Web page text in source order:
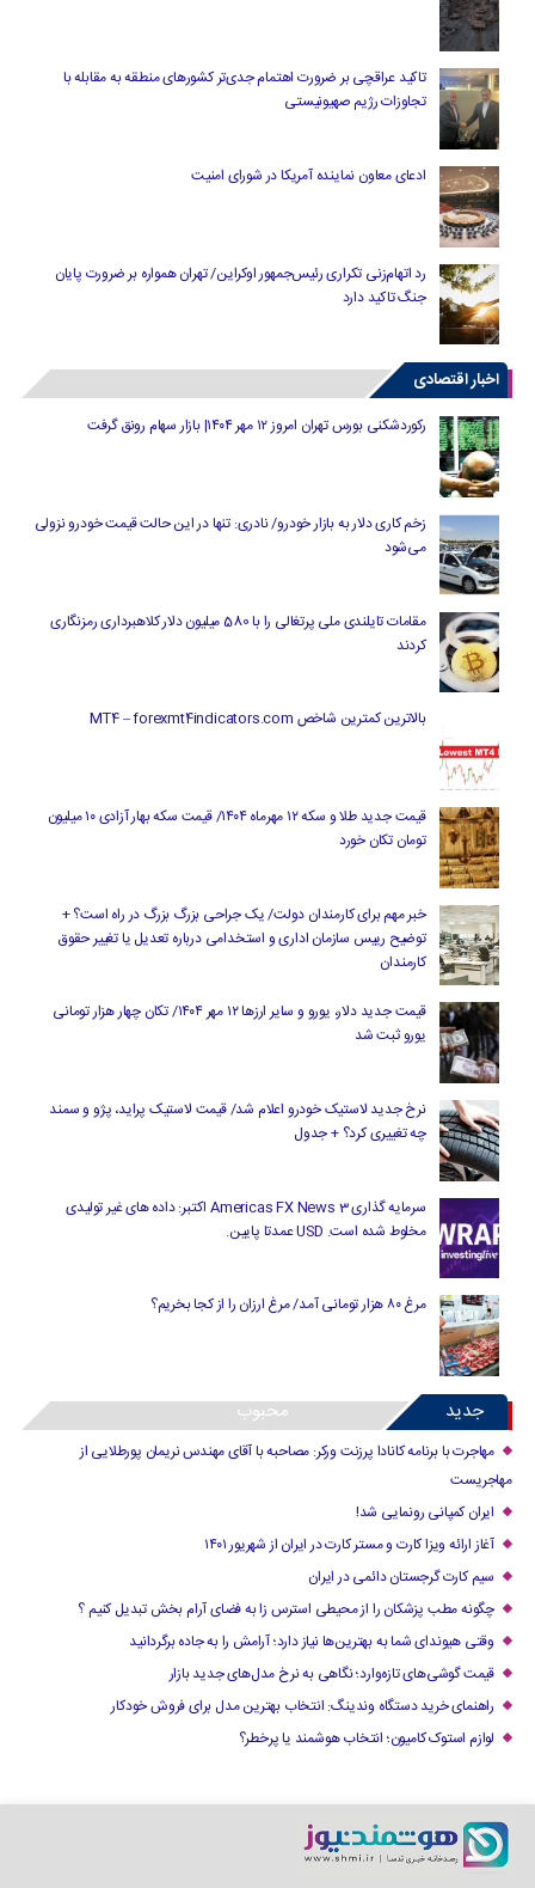
تاکید عراقچی بر ضرورت اهتمام جدی‌تر کشورهای منطقه به مقابله با
تجاوزات رژیم صهیونیستی
ادعای معاون نماینده آمریکا در شورای امنیت
رد اتهام‌زنی تکراری رئیس‌جمهور اوکراین/ تهران همواره بر ضرورت پایان
جنگ تاکید دارد
اخبار اقتصادی
رکوردشکنی بورس تهران امروز ۱۲ مهر ۱۴۰۴| بازار سهام رونق گرفت
زخم کاری دلار به بازار خودرو/ نادری: تنها در این حالت قیمت خودرو نزولی
می‌شود
مقامات تایلندی ملی پرتغالی را با 580 میلیون دلار کلاهبرداری رمزنگاری
کردند
بالاترین کمترین شاخص MT4 – forexmt4indicators.com
قیمت جدید طلا و سکه ۱۲ مهرماه ۱۴۰۴/ قیمت سکه بهار آزادی ۱۰ میلیون
تومان تکان خورد
خبر مهم برای کارمندان دولت/ یک جراحی بزرگ بزرگ در راه است؟ +
توضیح رییس سازمان اداری و استخدامی درباره تعدیل یا تغییر حقوق
کارمندان
قیمت جدید دلار، یورو و سایر ارزها ۱۲ مهر ۱۴۰۴/ تکان چهار هزار تومانی
یورو ثبت شد
نرخ جدید لاستیک خودرو اعلام شد/ قیمت لاستیک پراید، پژو و سمند
چه تغییری کرد؟ + جدول
سرمایه گذاری Americas FX News 3 اکتبر: داده های غیر تولیدی
مخلوط شده است. USD عمدتا پایین.
مرغ ۸۰ هزار تومانی آمد/ مرغ ارزان را از کجا بخریم؟
جدید محبوب
مهاجرت با برنامه کانادا پرزنت ورکر: مصاحبه با آقای مهندس نریمان پورطلایی از
مهاجریست
ایران کمپانی رونمایی شد!
آغاز ارائه ویزا کارت و مستر کارت در ایران از شهریور ۱۴۰۱
سیم کارت گرجستان دائمی در ایران
چگونه مطب پزشکان را از محیطی استرس زا به فضای آرام بخش تبدیل کنیم ؟
وقتی هیوندای شما به بهترین‌ها نیاز دارد؛ آرامش را به جاده برگردانید
قیمت گوشی‌های تازه‌وارد؛ نگاهی به نرخ مدل‌های جدید بازار
راهنمای خرید دستگاه وندینگ: انتخاب بهترین مدل برای فروش خودکار
لوازم استوک کامیون؛ انتخاب هوشمند یا پرخطر؟